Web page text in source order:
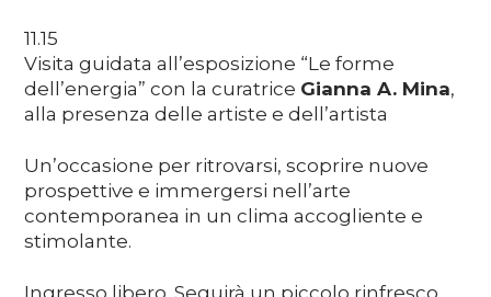
11.15
Visita guidata all’esposizione “Le forme
dell’energia” con la curatrice Gianna A. Mina,
alla presenza delle artiste e dell’artista
Un’occasione per ritrovarsi, scoprire nuove
prospettive e immergersi nell’arte
contemporanea in un clima accogliente e
stimolante.